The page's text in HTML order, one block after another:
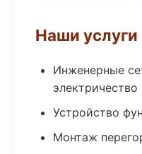
Наши услуги
Инженерные
электричество
Устройство
Монтаж